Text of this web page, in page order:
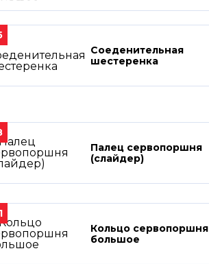
Соеденительная
шестеренка
Палец сервопоршня
(слайдер)
Кольцо сервопоршня
большое